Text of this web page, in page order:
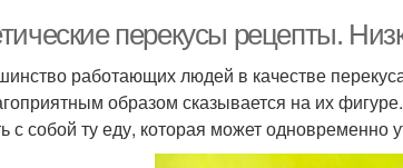
перекусы рецепты.
работающих людей в качестве
образом сказывается на их
с собой ту еду, которая может одновременно